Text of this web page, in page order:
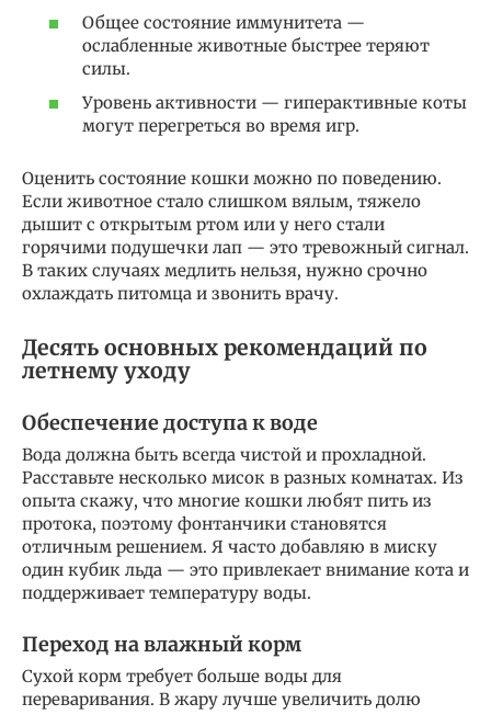
Общее состояние иммунитета —
ослабленные животные быстрее теряют
силы.
Уровень активности — гиперактивные коты
могут перегреться во время игр.
Оценить состояние кошки можно по поведению.
Если животное стало слишком вялым, тяжело
дышит с открытым ртом или у него стали
горячими подушечки лап — это тревожный сигнал.
В таких случаях медлить нельзя, нужно срочно
охлаждать питомца и звонить врачу.
Десять основных рекомендаций по
летнему уходу
Обеспечение доступа к воде
Вода должна быть всегда чистой и прохладной.
Расставьте несколько мисок в разных комнатах. Из
опыта скажу, что многие кошки любят пить из
протока, поэтому фонтанчики становятся
отличным решением. Я часто добавляю в миску
один кубик льда — это привлекает внимание кота и
поддерживает температуру воды.
Переход на влажный корм
Сухой корм требует больше воды для
переваривания. В жару лучше увеличить долю